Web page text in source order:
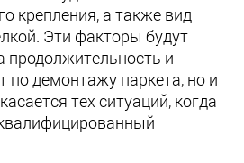
крепления, а также вид
Эти факторы будут
продолжительность и
по демонтажу паркета, но и
тех ситуаций, когда